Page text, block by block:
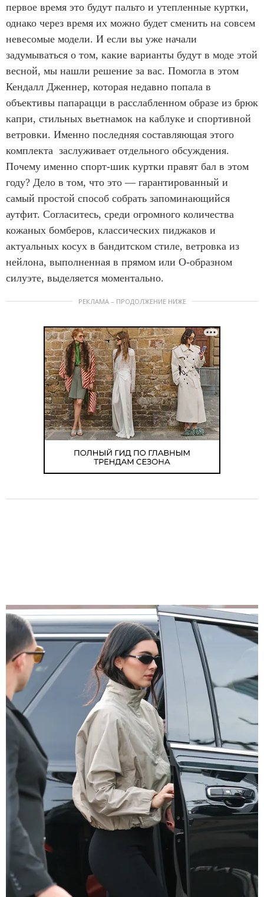
первое время это будут пальто и утепленные куртки,
однако через время их можно будет сменить на совсем
невесомые модели. И если вы уже начали
задумываться о том, какие варианты будут в моде этой
весной, мы нашли решение за вас. Помогла в этом
Кендалл Дженнер, которая недавно попала в
объективы папарацци в расслабленном образе из брюк
капри, стильных вьетнамок на каблуке и спортивной
ветровки. Именно последняя составляющая этого
комплекта заслуживает отдельного обсуждения.
Почему именно спорт-шик куртки правят бал в этом
году? Дело в том, что это — гарантированный и
самый простой способ собрать запоминающийся
аутфит. Согласитесь, среди огромного количества
кожаных бомберов, классических пиджаков и
актуальных косух в бандитском стиле, ветровка из
нейлона, выполненная в прямом или O-образном
силуэте, выделяется моментально.
РЕКЛАМА – ПРОДОЛЖЕНИЕ НИЖЕ